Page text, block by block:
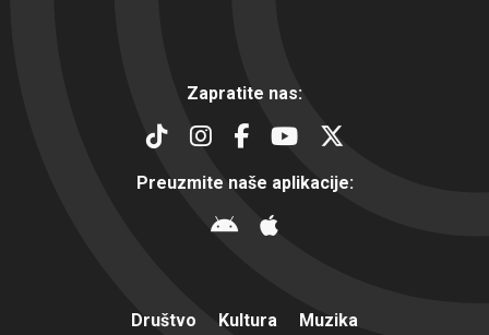
Zapratite nas:
Preuzmite naše aplikacije:
Društvo Kultura
Muzika